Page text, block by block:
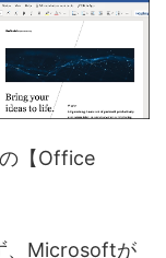
【Office
、Microsoftが